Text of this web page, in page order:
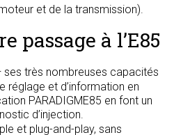
et de la transmission).
passage à l’E85
ses très nombreuses capacités
réglage et d’information en
PARADIGME85 en font un
d’injection.
et plug-and-play, sans